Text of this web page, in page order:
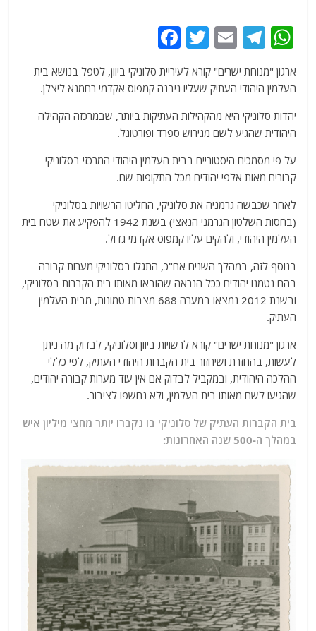
W
at
s
A
p
p
T
e
g
ra
m
E
ai
l
T
w
itt
er
a
c
e
b
o
o
k
ארגון "מנוחת ישרים" קורא לעיריית סלוניקי ביוון, לטפל בנושא בית
העלמין היהודי העתיק שעליו ניבנה קמפוס אקדמי רחמנא ליצלן.
יהדות סלוניקי היא מהקהילות העתיקות ביותר, שבמרכזה הקהילה
היהודית שהגיע לשם מגירוש ספרד ופורטוגל.
על פי מסמכים היסטוריים בבית העלמין היהודי המרכזי בסלוניקי
קבורים מאות אלפי יהודים מכל התקופות שם.
לאחר שכבשה גרמניה את סלוניקי, החליטו הרשויות בסלוניקי
(בחסות השלטון הגרמני הנאצי) בשנת 1942 להפקיע את שטח בית
העלמין היהודי, ולהקים עליו קמפוס אקדמי גדול.
בנוסף לזה, במהלך השנים אח"כ, התגלו בסלוניקי מערות קבורה
בהם נטמנו יהודים ככל הנראה שהובאו מאותו בית הקברות בסלוניקי,
ובשנת 2012 נמצאו במערה 688 מצבות טמונות, מבית העלמין
העתיק.
ארגון "מנוחת ישרים" קורא לרשויות ביוון וסלוניקי, לבדוק מה ניתן
לעשות, בהחזרת ושיחזור בית הקברות היהודי העתיק, לפי כללי
ההלכה היהודית, ובמקביל לבדוק אם אין עוד מערות קבורה יהודים,
שהגיעו לשם מאותו בית העלמין, ולא נחשפו לציבור.
בית הקברות העתיק של סלוניקי בו נקברו יותר מחצי מיליון איש
במהלך ה-500 שנה האחרונות: